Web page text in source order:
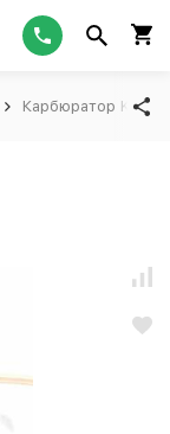
Карбюратор Keihin